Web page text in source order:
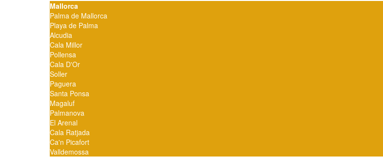
Mallorca
Palma de Mallorca
Playa de Palma
Alcudia
Cala Millor
Pollensa
Cala D'Or
Soller
Paguera
Santa Ponsa
Magaluf
Palmanova
El Arenal
Cala Ratjada
Ca'n Picafort
Valldemossa